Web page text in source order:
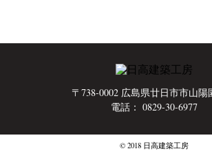
〒738-0002 広島県廿日市市山陽
電話： 0829-30-6977
© 2018 日高建築工房